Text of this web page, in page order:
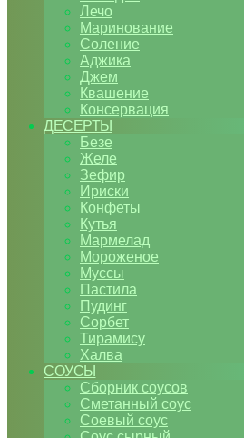
Лечо
Маринование
Соление
Аджика
Джем
Квашение
Консервация
ДЕСЕРТЫ
Безе
Желе
Зефир
Ириски
Конфеты
Кутья
Мармелад
Мороженое
Муссы
Пастила
Пудинг
Сорбет
Тирамису
Халва
СОУСЫ
Сборник соусов
Сметанный соус
Соевый соус